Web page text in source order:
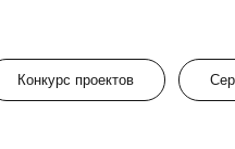
Конкурс проектов